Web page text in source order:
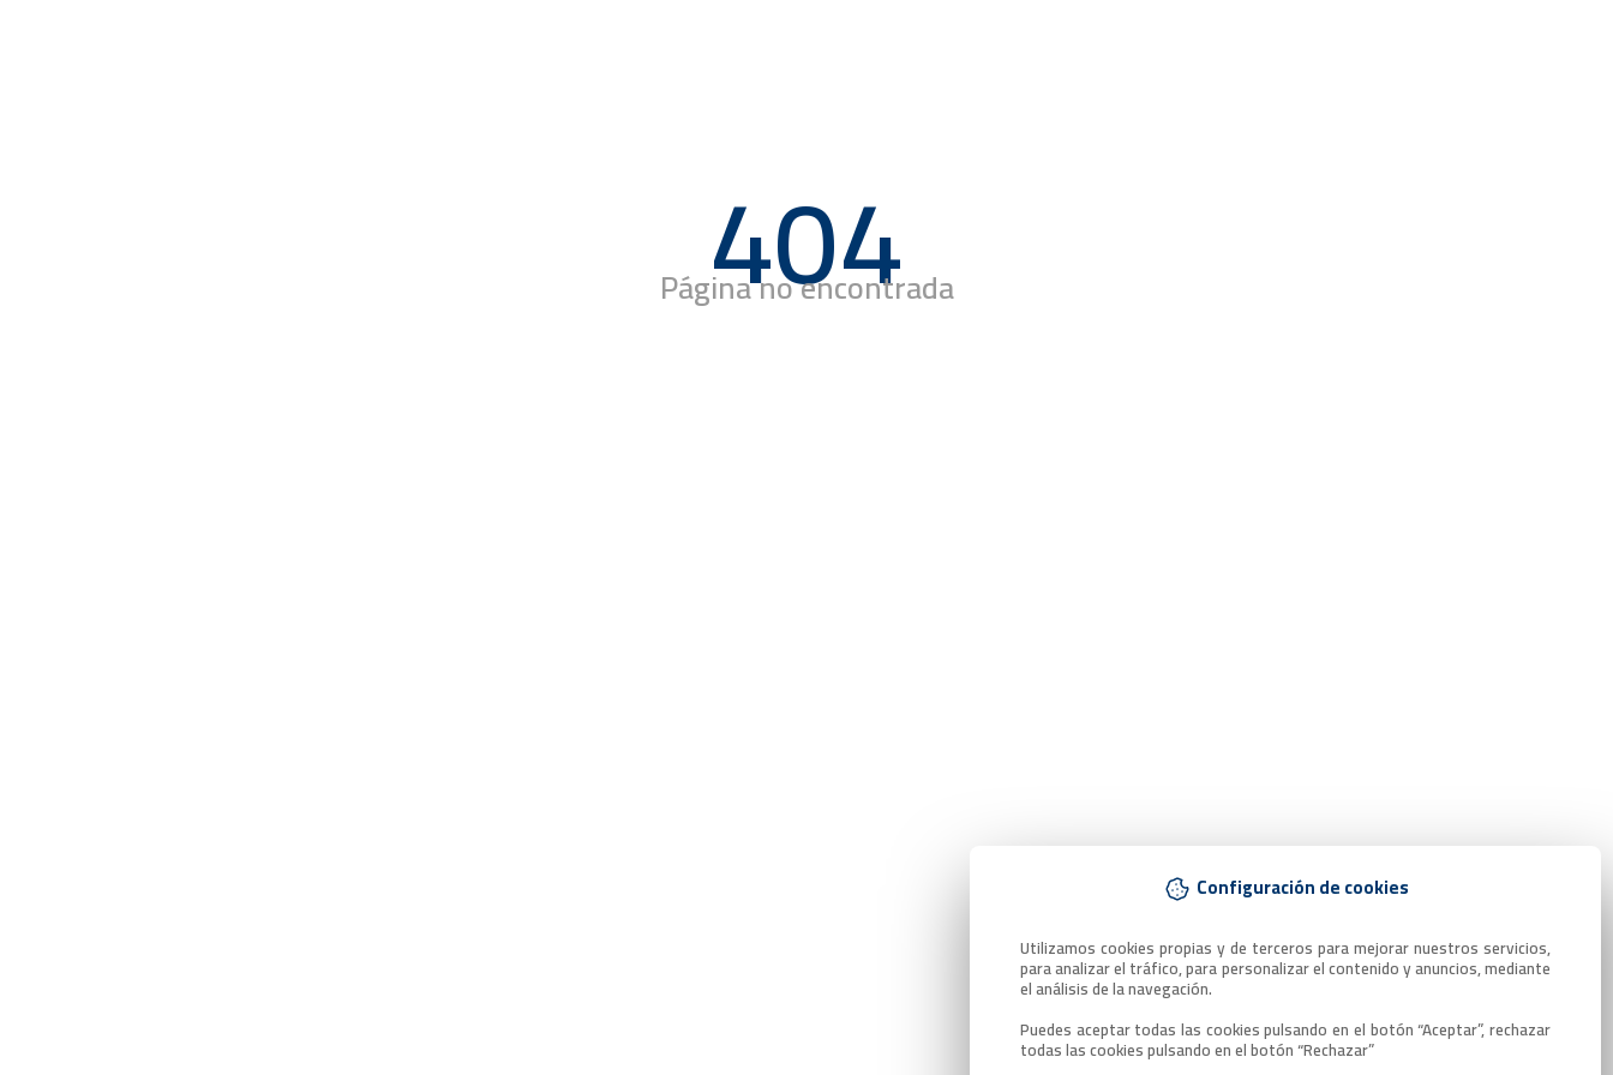
Configuración de cookies
Utilizamos cookies propias y de terceros para mejorar nuestros servicios,
para analizar el tráfico, para personalizar el contenido y anuncios, mediante
el análisis de la navegación.
Puedes aceptar todas las cookies pulsando en el botón “Aceptar”, rechazar
todas las cookies pulsando en el botón “Rechazar”
404
Página no encontrada